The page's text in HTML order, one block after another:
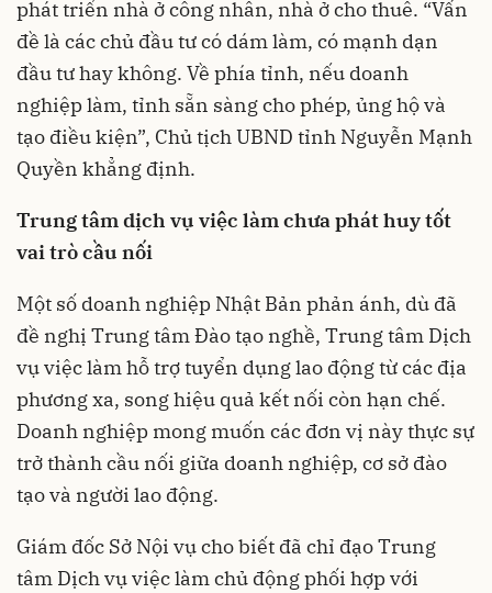
phát triển nhà ở công nhân, nhà ở cho thuê. “Vấn
đề là các chủ đầu tư có dám làm, có mạnh dạn
đầu tư hay không. Về phía tỉnh, nếu doanh
nghiệp làm, tỉnh sẵn sàng cho phép, ủng hộ và
tạo điều kiện”, Chủ tịch UBND tỉnh Nguyễn Mạnh
Quyền khẳng định.
Trung tâm dịch vụ việc làm chưa phát huy tốt
vai trò cầu nối
Một số doanh nghiệp Nhật Bản phản ánh, dù đã
đề nghị Trung tâm Đào tạo nghề, Trung tâm Dịch
vụ việc làm hỗ trợ tuyển dụng lao động từ các địa
phương xa, song hiệu quả kết nối còn hạn chế.
Doanh nghiệp mong muốn các đơn vị này thực sự
trở thành cầu nối giữa doanh nghiệp, cơ sở đào
tạo và người lao động.
Giám đốc Sở Nội vụ cho biết đã chỉ đạo Trung
tâm Dịch vụ việc làm chủ động phối hợp với